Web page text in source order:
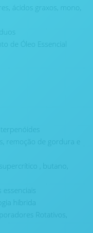
ácidos graxos, mono,
de Óleo Essencial
remoção de gordura e
supercrítico , butano,
híbrida
Rotativos,